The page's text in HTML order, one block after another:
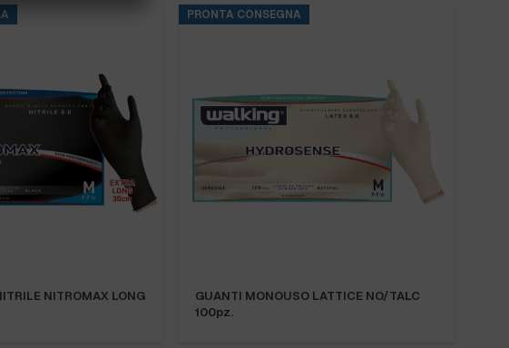
NITROMAX LONG
PRONTA CONSEGNA
GUANTI MONOUSO LATTICE NO/TALC
100pz.